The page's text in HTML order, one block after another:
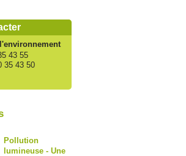
43 55
35 43 50
Pollution
lumineuse - Une